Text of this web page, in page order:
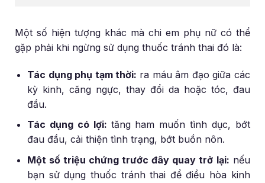
Một số hiện tượng khác mà chi em phụ nữ có thể
gặp phải khi ngừng sử dụng thuốc tránh thai đó là:
Tác dụng phụ tạm thời: ra máu âm đạo giữa các
kỳ kinh, căng ngực, thay đổi da hoặc tóc, đau
đầu.
Tác dụng có lợi: tăng ham muốn tình dục, bớt
đau đầu, cải thiện tình trạng, bớt buồn nôn.
Một số triệu chứng trước đây quay trở lại: nếu
bạn sử dụng thuốc tránh thai để điều hòa kinh